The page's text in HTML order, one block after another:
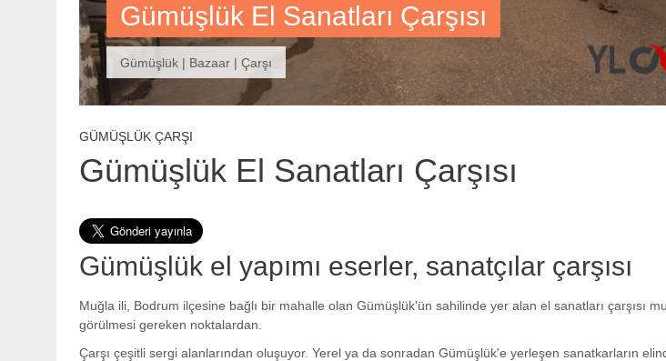
Gümüşlük El Sanatları Çarşısı
Gümüşlük | Bazaar | Çarşı
GÜMÜŞLÜK ÇARŞI
Gümüşlük El Sanatları Çarşısı
Gümüşlük el yapımı eserler, sanatçılar çarşısı
Muğla ili, Bodrum ilçesine bağlı bir mahalle olan Gümüşlük'ün sahilinde yer alan el sanatları çarşısı
görülmesi gereken noktalardan.
Çarşı çeşitli sergi alanlarından oluşuyor. Yerel ya da sonradan Gümüşlük'e yerleşen sanatkarların